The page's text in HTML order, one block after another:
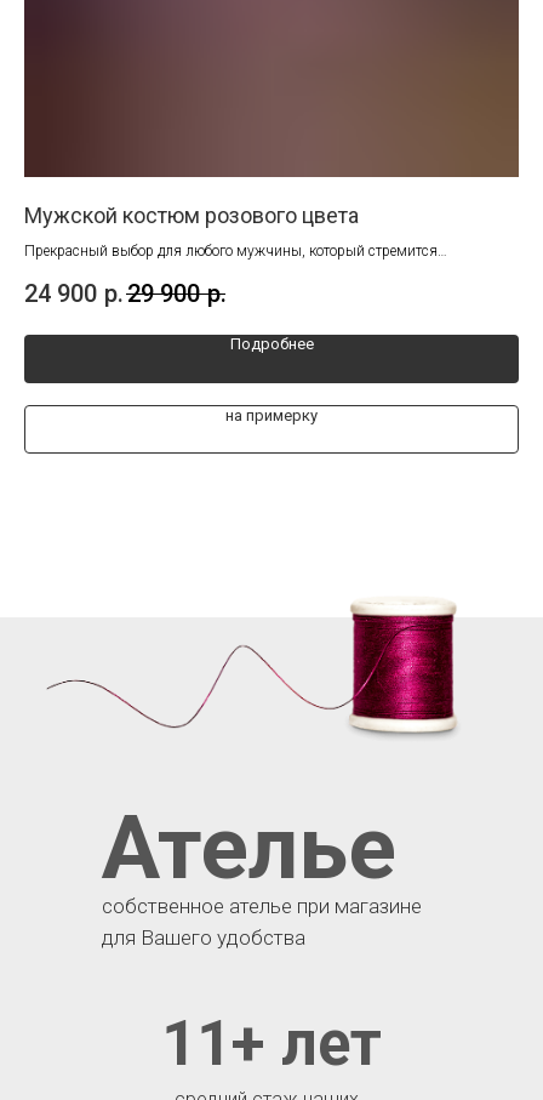
Мужской костюм розового цвета
Прекрасный выбор для любого мужчины, который стремится
24 900 р.29 900 р.
Подробнее
на примерку
11+ лет
Ателье
собственное ателье при магазине
для Вашего удобства